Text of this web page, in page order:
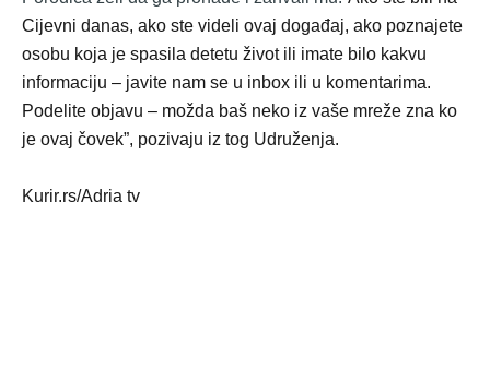
Cijevni danas, ako ste videli ovaj događaj, ako poznajete
osobu koja je spasila detetu život ili imate bilo kakvu
informaciju – javite nam se u inbox ili u komentarima.
Podelite objavu – možda baš neko iz vaše mreže zna ko
je ovaj čovek”, pozivaju iz tog Udruženja.
Kurir.rs/Adria tv